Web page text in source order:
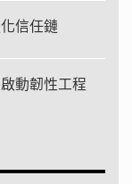
信任鏈
動韌性工程